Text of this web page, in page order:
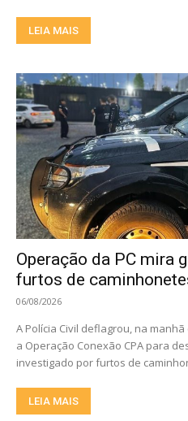
LEIA MAIS
Operação da PC mira
furtos de
06/08/2026
A Polícia Civil deflagrou, na
a Operação Conexão CPA para
investigado por furtos de
LEIA MAIS